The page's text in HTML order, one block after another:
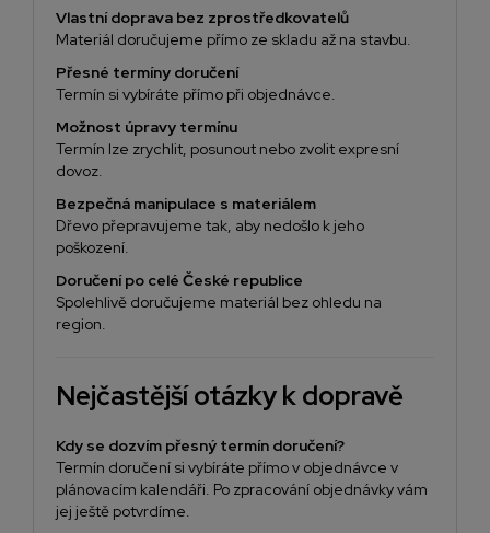
Vlastní doprava bez zprostředkovatelů
Materiál doručujeme přímo ze skladu až na stavbu.
Přesné termíny doručení
Termín si vybíráte přímo při objednávce.
Možnost úpravy termínu
Termín lze zrychlit, posunout nebo zvolit expresní
dovoz.
Bezpečná manipulace s materiálem
Dřevo přepravujeme tak, aby nedošlo k jeho
poškození.
Doručení po celé České republice
Spolehlivě doručujeme materiál bez ohledu na
region.
Nejčastější otázky k dopravě
Kdy se dozvím přesný termín doručení?
Termín doručení si vybíráte přímo v objednávce v
plánovacím kalendáři. Po zpracování objednávky vám
jej ještě potvrdíme.